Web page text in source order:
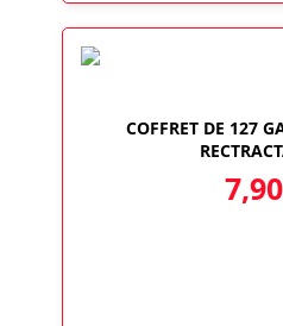
COFFRET DE 127
7,90